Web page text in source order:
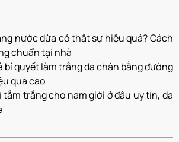
nước dừa có thật sự hiệu quả? Cách
chuẩn tại nhà
bí quyết làm trắng da chân bằng đường
quả cao
tắm trắng cho nam giới ở đâu uy tín, da